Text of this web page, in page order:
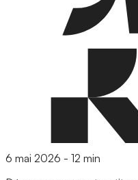
6 mai 2026 - 12 min